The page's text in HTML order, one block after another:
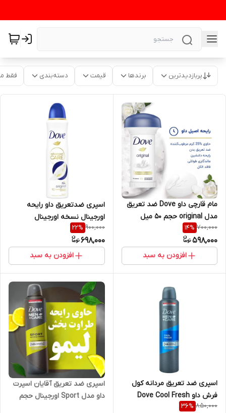
پربازدیدترین برندها قیمت دسته‌بندی فقط
مام قارچی داو Dove ضد تعریق
مدل original حجم 50 میل
700,000
14%
598,000
افزودن به سبد
اسپری ضدتعریق داو رایحه
اورجینال نسخه اورجینال
انگلیسی (تولید جدید) 250ml
900,000
22%
698,000
افزودن به سبد
اسپری ضد تعریق مردانه کول
فرش داو Dove Cool Fresh
Men Care 250 Ml
850,000
36%
اسپری ضد تعریق آقایان اسپرت
داو مدل Sport اورجینال حجم